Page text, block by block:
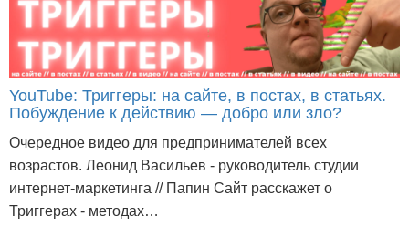
YouTube: Триггеры: на сайте, в постах, в статьях.
Побуждение к действию — добро или зло?
Очередное видео для предпринимателей всех
возрастов. Леонид Васильев - руководитель студии
интернет-маркетинга // Папин Сайт расскажет о
Триггерах - методах…